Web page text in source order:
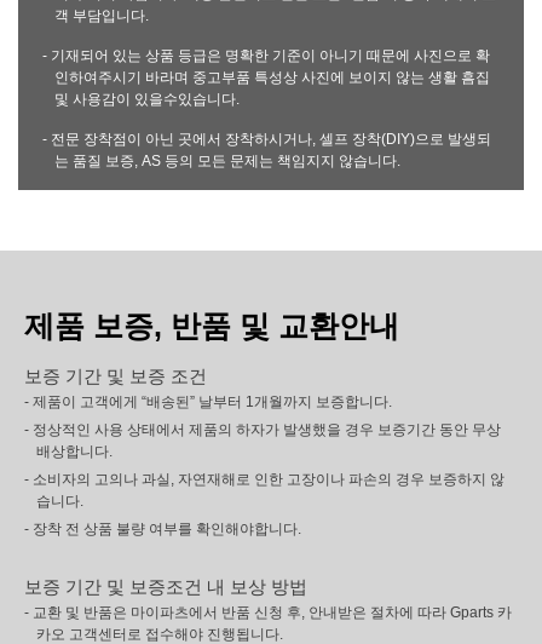
객 부담입니다.
- 기재되어 있는 상품 등급은 명확한 기준이 아니기 때문에 사진으로 확
인하여주시기 바라며 중고부품 특성상 사진에 보이지 않는 생활 흠집
및 사용감이 있을수있습니다.
- 전문 장착점이 아닌 곳에서 장착하시거나, 셀프 장착(DIY)으로 발생되
는 품질 보증, AS 등의 모든 문제는 책임지지 않습니다.
제품 보증, 반품 및 교환안내
보증 기간 및 보증 조건
- 제품이 고객에게 “배송된” 날부터 1개월까지 보증합니다.
- 정상적인 사용 상태에서 제품의 하자가 발생했을 경우 보증기간 동안 무상
배상합니다.
- 소비자의 고의나 과실, 자연재해로 인한 고장이나 파손의 경우 보증하지 않
습니다.
- 장착 전 상품 불량 여부를 확인해야합니다.
보증 기간 및 보증조건 내 보상 방법
- 교환 및 반품은 마이파츠에서 반품 신청 후, 안내받은 절차에 따라 Gparts 카
카오 고객센터로 접수해야 진행됩니다.